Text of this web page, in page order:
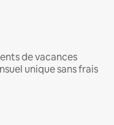
de vacances
unique sans frais